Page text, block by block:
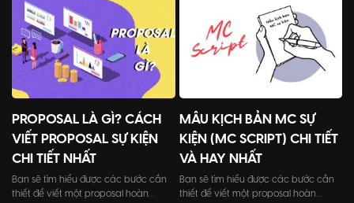
PROPOSAL LÀ GÌ? CÁCH
VIẾT PROPOSAL SỰ KIỆN
CHI TIẾT NHẤT
Bạn sẽ tìm hiểu được các bước cần
thiết để viết một proposal hoàn
MẪU KỊCH BẢN MC SỰ
KIỆN (MC SCRIPT) CHI TIẾT
VÀ HAY NHẤT
Bạn sẽ tìm hiểu được các bước cần
thiết để viết một proposal hoàn